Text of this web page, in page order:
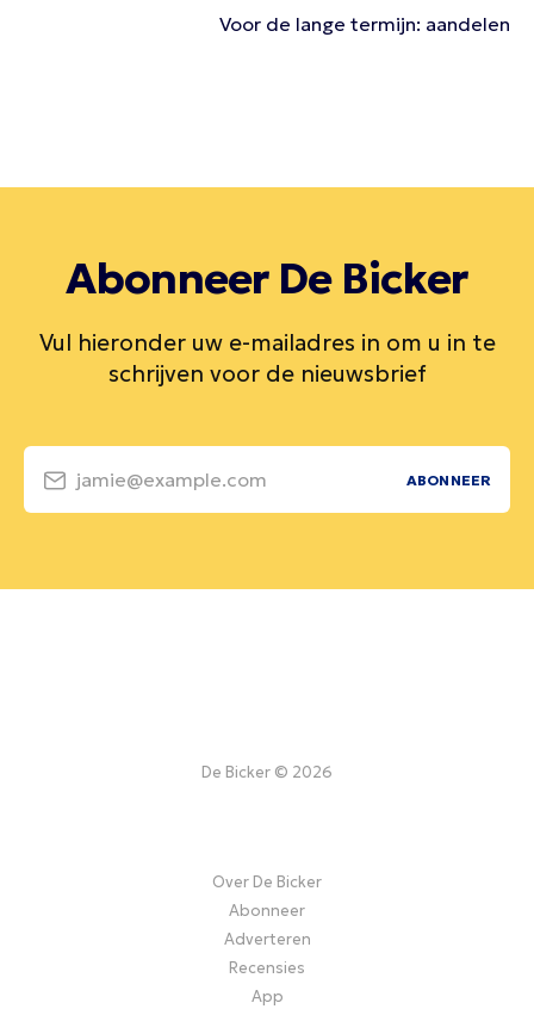
Voor de lange termijn: aandelen
Abonneer De Bicker
Vul hieronder uw e-mailadres in om u in te
schrijven voor de nieuwsbrief
jamie@example.com ABONNEER
De Bicker © 2026
Over De Bicker
Abonneer
Adverteren
Recensies
App